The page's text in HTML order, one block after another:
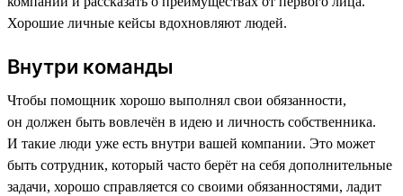
Хорошие личные кейсы вдохновляют людей.
Внутри команды
Чтобы помощник хорошо выполнял свои обязанности,
он должен быть вовлечён в идею и личность собственника.
И такие люди уже есть внутри вашей компании. Это может
быть сотрудник, который часто берёт на себя дополнительные
задачи, хорошо справляется со своими обязанностями, ладит